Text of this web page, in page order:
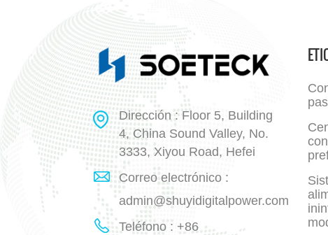
Dirección : Floor 5, Building
4, China Sound Valley, No.
3333, Xiyou Road, Hefei
Correo electrónico :
admin@shuyidigitalpower.com
Teléfono : +86